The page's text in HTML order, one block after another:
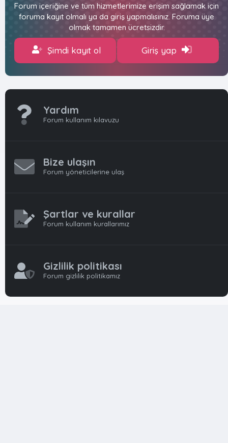
Forum içeriğine ve tüm hizmetlerimize erişim sağlamak için
foruma kayıt olmalı ya da giriş yapmalısınız. Foruma üye
olmak tamamen ücretsizdir.
Şimdi kayıt ol Giriş yap
Yardım
Forum kullanım kılavuzu
Bize ulaşın
Forum yöneticilerine ulaş
Şartlar ve kurallar
Forum kullanım kurallarımız
Gizlilik politikası
Forum gizlilik politikamız